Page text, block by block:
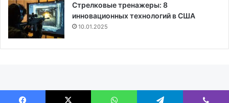
Стрелковые тренажеры: 8
инновационных технологий в США
10.01.2025